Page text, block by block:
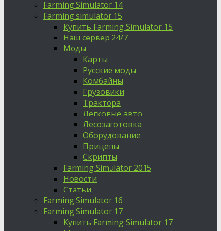
Farming Simulator 14
Farming simulator 15
Купить Farming Simulator 15
Наш сервер 24/7
Моды
Карты
Русские моды
Комбайны
Грузовики
Трактора
Легковые авто
Лесозаготовка
Оборудование
Прицепы
Скрипты
Farming Simulator 2015
Новости
Статьи
Farming Simulator 16
Farming Simulator 17
Купить Farming Simulator 17